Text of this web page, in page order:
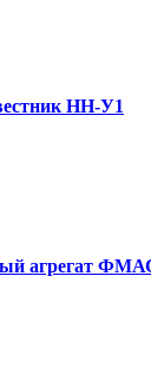
НН-У1
агрегат